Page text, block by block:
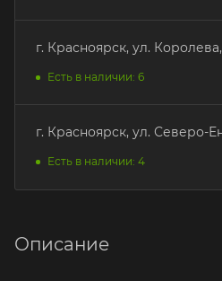
г. Красноярск, ул. Королева,
Есть в наличии: 6
г. Красноярск, ул. Северо-
Есть в наличии: 4
Описание